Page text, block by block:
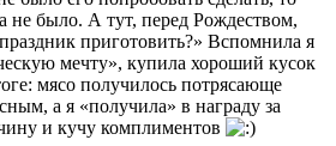
не было. А тут, перед Рождеством,
приготовить?» Вспомнила я
мечту», купила хороший кусок
мясо получилось потрясающе
а я «получила» в награду за
и кучу комплиментов